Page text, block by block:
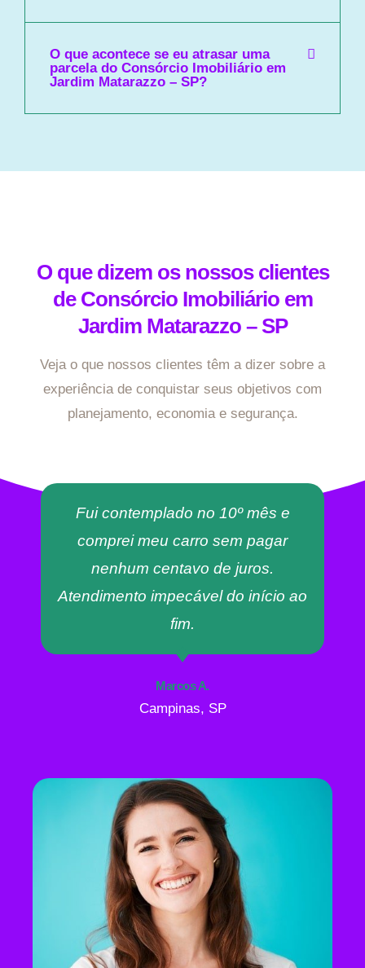
O que acontece se eu atrasar uma
parcela do Consórcio Imobiliário em
Jardim Matarazzo – SP?
O que dizem os nossos clientes
de Consórcio Imobiliário em
Jardim Matarazzo – SP
Veja o que nossos clientes têm a dizer sobre a
experiência de conquistar seus objetivos com
planejamento, economia e segurança.
Fui contemplado no 10º mês e
comprei meu carro sem pagar
nenhum centavo de juros.
Atendimento impecável do início ao
fim.
Marcos A.
Campinas, SP